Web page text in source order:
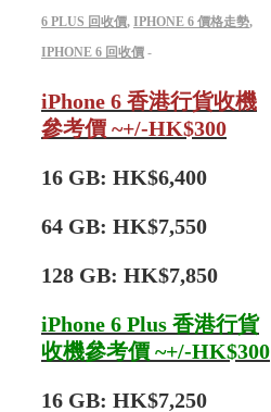
6 PLUS 回收價, IPHONE 6 價格走勢,
IPHONE 6 回收價
iPhone 6 香港行貨收機
參考價 ~+/-HK$300
16 GB: HK$6,400
64 GB: HK$7,550
128 GB: HK$7,850
iPhone 6 Plus 香港行貨
收機參考價 ~+/-HK$300
16 GB: HK$7,250